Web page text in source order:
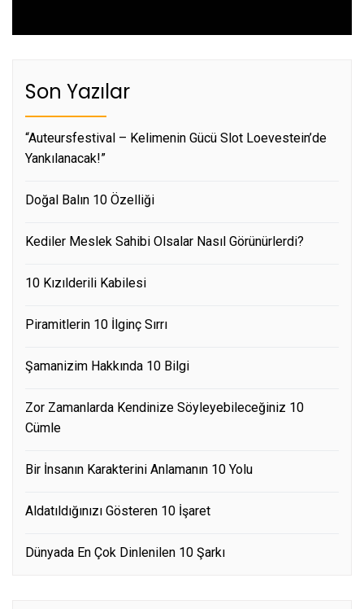
Son Yazılar
“Auteursfestival – Kelimenin Gücü Slot Loevestein’de
Yankılanacak!”
Doğal Balın 10 Özelliği
Kediler Meslek Sahibi Olsalar Nasıl Görünürlerdi?
10 Kızılderili Kabilesi
Piramitlerin 10 İlginç Sırrı
Şamanizim Hakkında 10 Bilgi
Zor Zamanlarda Kendinize Söyleyebileceğiniz 10
Cümle
Bir İnsanın Karakterini Anlamanın 10 Yolu
Aldatıldığınızı Gösteren 10 İşaret
Dünyada En Çok Dinlenilen 10 Şarkı